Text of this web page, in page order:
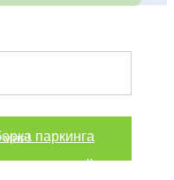
складских
паркинга